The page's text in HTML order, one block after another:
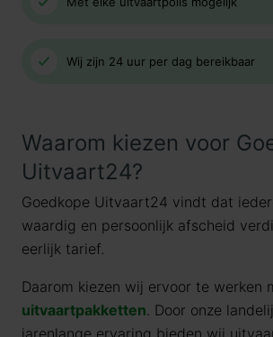
Wij zijn 24 uur per dag bereikbaar
Waarom kiezen voor
Uitvaart24?
Goedkope Uitvaart24 vindt dat
waardig en persoonlijk afscheid
eerlijk tarief.
Daarom kiezen wij ervoor te werken
uitvaartpakketten. Door onze
jarenlange ervaring bieden wij